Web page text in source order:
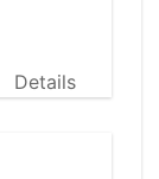
Details